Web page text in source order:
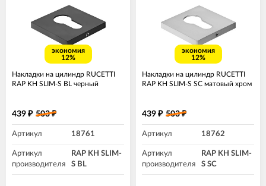
экономия
12%
Накладки на цилиндр RUCETTI
RAP KH SLIM-S BL черный
439 ₽ 503₽
Артикул 18761
Артикул
производителя
RAP KH SLIM-
S BL
экономия
12%
Накладки на цилиндр RUCETTI
RAP KH SLIM-S SC матовый хром
439 ₽ 503₽
Артикул 18762
Артикул
производителя
RAP KH SLIM-
S SC